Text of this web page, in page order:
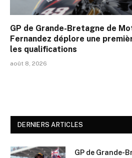
GP de Grande-Bretagne de
Fernandez déplore une
les qualifications
août 8, 2026
DERNIERS ARTICLES
GP de Grande-